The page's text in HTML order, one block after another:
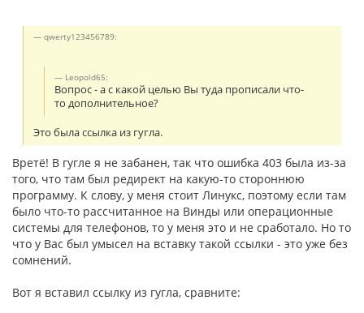
qwerty123456789:
Leopold65:
Вопрос - а с какой целью Вы туда прописали что-
то дополнительное?
Это была ссылка из гугла.
Вретё! В гугле я не забанен, так что ошибка 403 была из-за
того, что там был редирект на какую-то стороннюю
программу. К слову, у меня стоит Линукс, поэтому если там
было что-то рассчитанное на Винды или операционные
системы для телефонов, то у меня это и не сработало. Но то
что у Вас был умысел на вставку такой ссылки - это уже без
сомнений.
Вот я вставил ссылку из гугла, сравните: